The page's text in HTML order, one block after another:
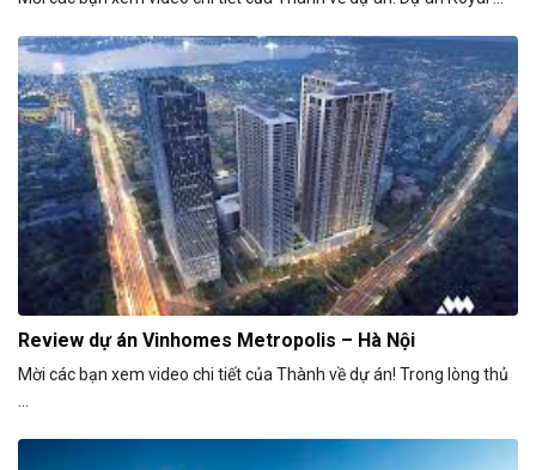
Review dự án Vinhomes Metropolis – Hà Nội
Mời các bạn xem video chi tiết của Thành về dự án! Trong lòng thủ
...